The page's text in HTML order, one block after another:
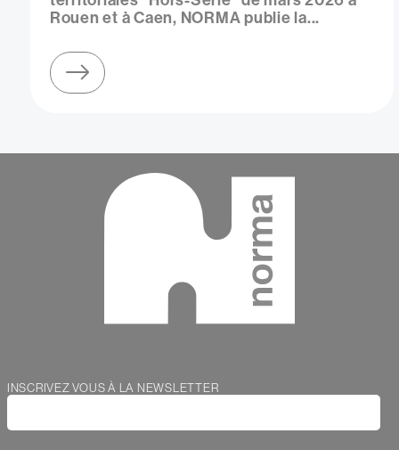
Rouen et à Caen, NORMA publie la...
Webform
INSCRIVEZ VOUS À LA NEWSLETTER